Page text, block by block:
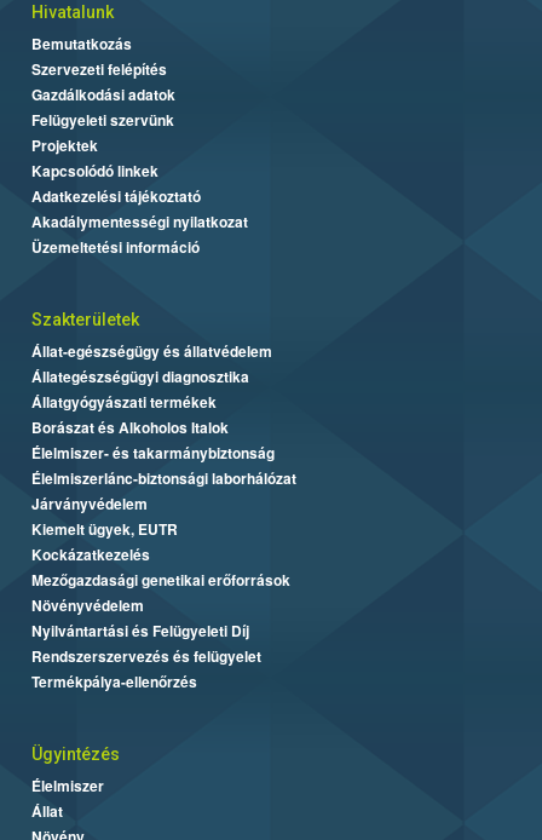
Hivatalunk
Bemutatkozás
Szervezeti felépítés
Gazdálkodási adatok
Felügyeleti szervünk
Projektek
Kapcsolódó linkek
Adatkezelési tájékoztató
Akadálymentességi nyilatkozat
Üzemeltetési információ
Szakterületek
Állat-egészségügy és állatvédelem
Állategészségügyi diagnosztika
Állatgyógyászati termékek
Borászat és Alkoholos Italok
Élelmiszer- és takarmánybiztonság
Élelmiszerlánc-biztonsági laborhálózat
Járványvédelem
Kiemelt ügyek, EUTR
Kockázatkezelés
Mezőgazdasági genetikai erőforrások
Növényvédelem
Nyilvántartási és Felügyeleti Díj
Rendszerszervezés és felügyelet
Termékpálya-ellenőrzés
Ügyintézés
Élelmiszer
Állat